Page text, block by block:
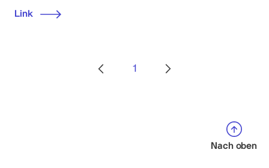
Link
1
Nach oben